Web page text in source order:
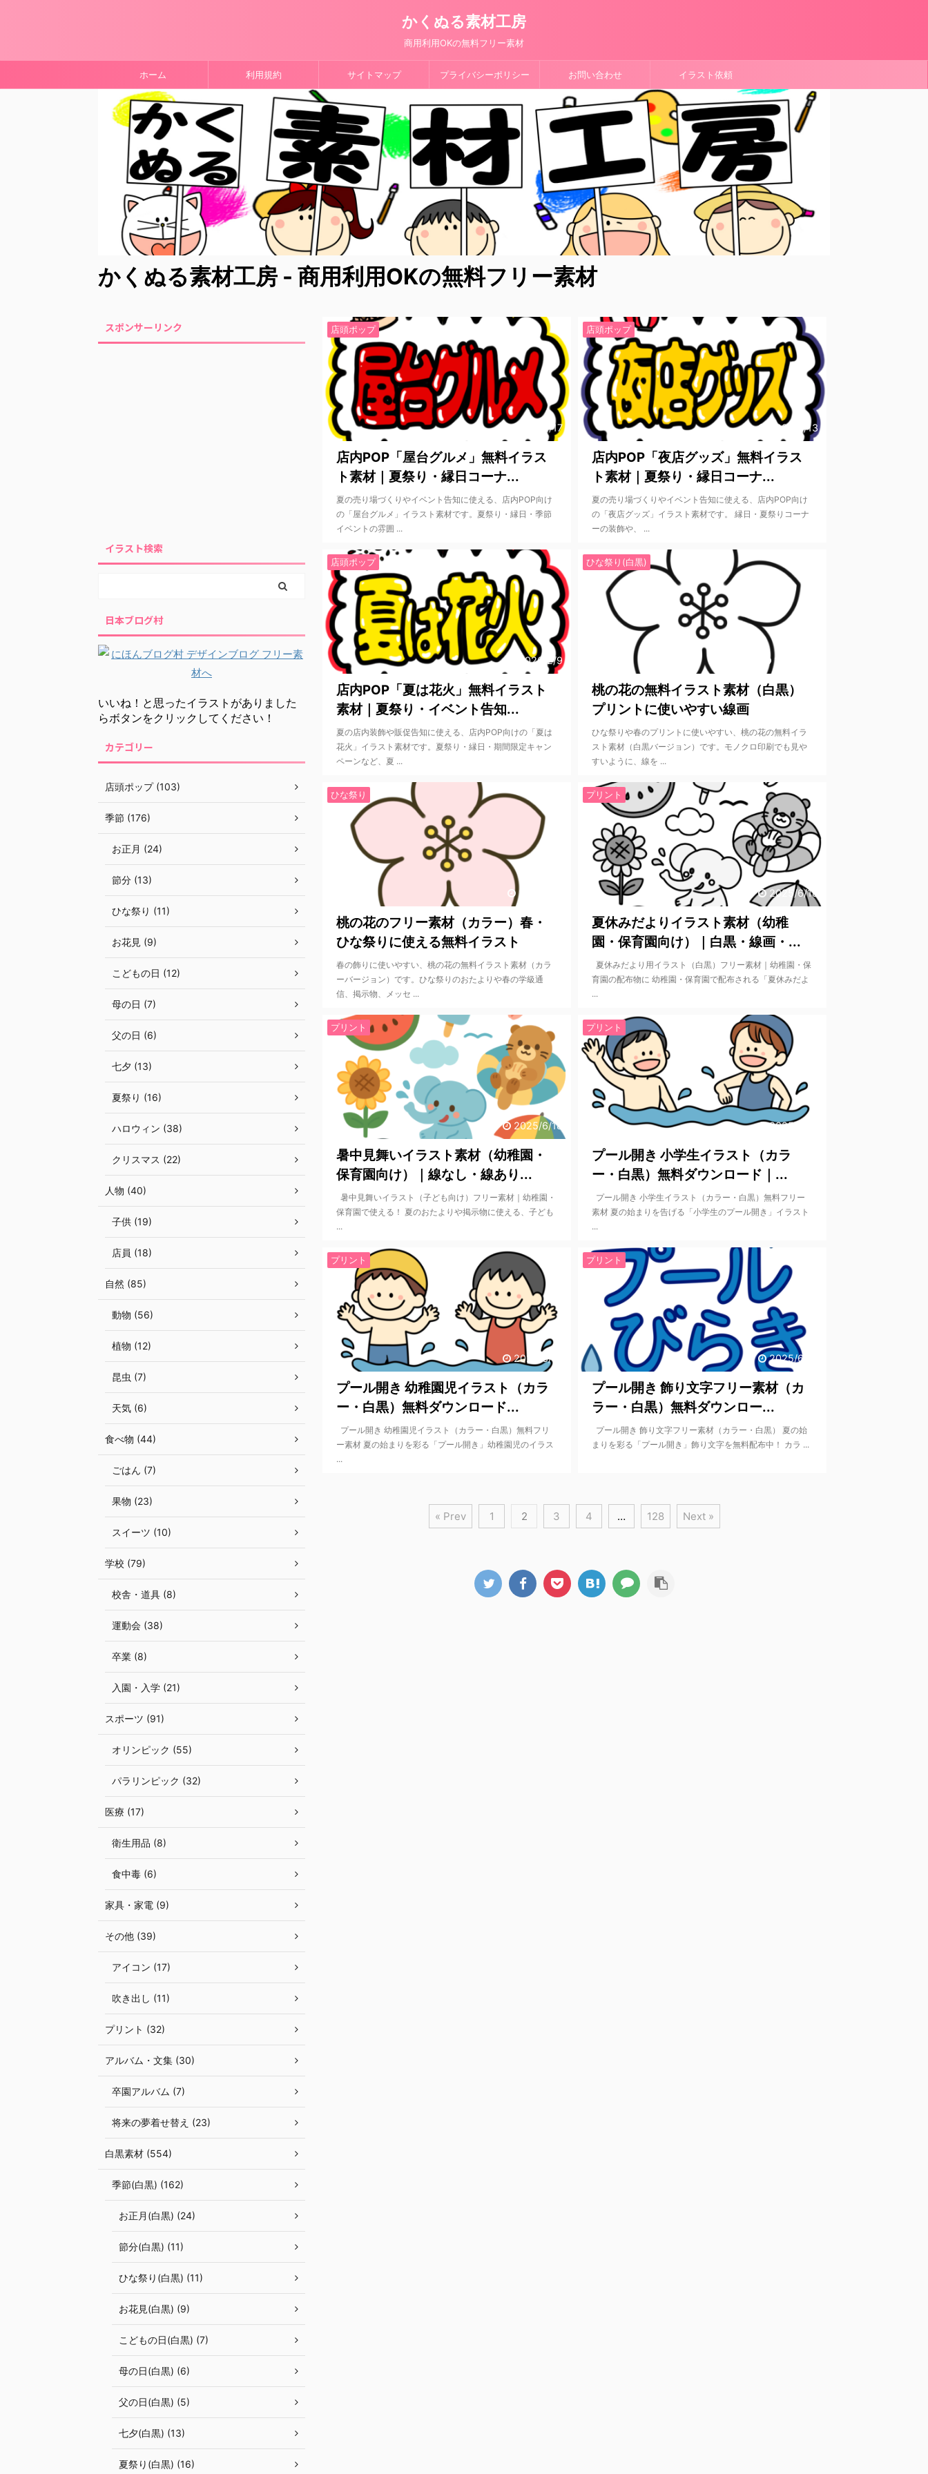
かくぬる素材工房
商用利用OKの無料フリー素材
ホーム 利用規約 サイトマップ プライバシーポリシー お問い合わせ イラスト依頼
かくぬる素材工房 - 商用利用OKの無料フリー素材
2026/2/17
店頭ポップ
店内POP「屋台グルメ」無料イラス
ト素材｜夏祭り・縁日コーナ...
夏の売り場づくりやイベント告知に使える、店内POP向け
の「屋台グルメ」イラスト素材です。夏祭り・縁日・季節
イベントの雰囲 ...
2026/2/13
店頭ポップ
店内POP「夜店グッズ」無料イラス
ト素材｜夏祭り・縁日コーナ...
夏の売り場づくりやイベント告知に使える、店内POP向け
の「夜店グッズ」イラスト素材です。 縁日・夏祭りコーナ
ーの装飾や、 ...
2026/2/9
店頭ポップ
店内POP「夏は花火」無料イラスト
素材｜夏祭り・イベント告知...
夏の店内装飾や販促告知に使える、店内POP向けの「夏は
花火」イラスト素材です。夏祭り・縁日・期間限定キャン
ペーンなど、夏 ...
2026/2/2
ひな祭り(白黒)
桃の花の無料イラスト素材（白黒）
プリントに使いやすい線画
ひな祭りや春のプリントに使いやすい、桃の花の無料イラ
スト素材（白黒バージョン）です。モノクロ印刷でも見や
すいように、線を ...
2026/2/2
ひな祭り
桃の花のフリー素材（カラー）春・
ひな祭りに使える無料イラスト
春の飾りに使いやすい、桃の花の無料イラスト素材（カラ
ーバージョン）です。ひな祭りのおたよりや春の学級通
信、掲示物、メッセ ...
2025/6/18
プリント
夏休みだよりイラスト素材（幼稚
園・保育園向け）｜白黒・線画・...
夏休みだより用イラスト（白黒）フリー素材｜幼稚園・保
育園の配布物に 幼稚園・保育園で配布される「夏休みだよ
...
2025/6/18
プリント
暑中見舞いイラスト素材（幼稚園・
保育園向け）｜線なし・線あり...
暑中見舞いイラスト（子ども向け）フリー素材｜幼稚園・
保育園で使える！ 夏のおたよりや掲示物に使える、子ども
...
2025/6/10
プリント
プール開き 小学生イラスト（カラ
ー・白黒）無料ダウンロード｜...
プール開き 小学生イラスト（カラー・白黒）無料フリー
素材 夏の始まりを告げる「小学生のプール開き」イラスト
...
2025/6/10
プリント
プール開き 幼稚園児イラスト（カラ
ー・白黒）無料ダウンロード...
プール開き 幼稚園児イラスト（カラー・白黒）無料フリ
ー素材 夏の始まりを彩る「プール開き」幼稚園児のイラス
...
2025/6/10
プリント
プール開き 飾り文字フリー素材（カ
ラー・白黒）無料ダウンロー...
プール開き 飾り文字フリー素材（カラー・白黒） 夏の始
まりを彩る「プール開き」飾り文字を無料配布中！ カラ ...
« Prev 1 2 3 4 … 128 Next »
スポンサーリンク
イラスト検索
日本ブログ村
いいね！と思ったイラストがありました
らボタンをクリックしてください！
カテゴリー
店頭ポップ (103)
季節 (176)
お正月 (24)
節分 (13)
ひな祭り (11)
お花見 (9)
こどもの日 (12)
母の日 (7)
父の日 (6)
七夕 (13)
夏祭り (16)
ハロウィン (38)
クリスマス (22)
人物 (40)
子供 (19)
店員 (18)
自然 (85)
動物 (56)
植物 (12)
昆虫 (7)
天気 (6)
食べ物 (44)
ごはん (7)
果物 (23)
スイーツ (10)
学校 (79)
校舎・道具 (8)
運動会 (38)
卒業 (8)
入園・入学 (21)
スポーツ (91)
オリンピック (55)
パラリンピック (32)
医療 (17)
衛生用品 (8)
食中毒 (6)
家具・家電 (9)
その他 (39)
アイコン (17)
吹き出し (11)
プリント (32)
アルバム・文集 (30)
卒園アルバム (7)
将来の夢着せ替え (23)
白黒素材 (554)
季節(白黒) (162)
お正月(白黒) (24)
節分(白黒) (11)
ひな祭り(白黒) (11)
お花見(白黒) (9)
こどもの日(白黒) (7)
母の日(白黒) (6)
父の日(白黒) (5)
七夕(白黒) (13)
夏祭り(白黒) (16)